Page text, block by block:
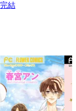
完結